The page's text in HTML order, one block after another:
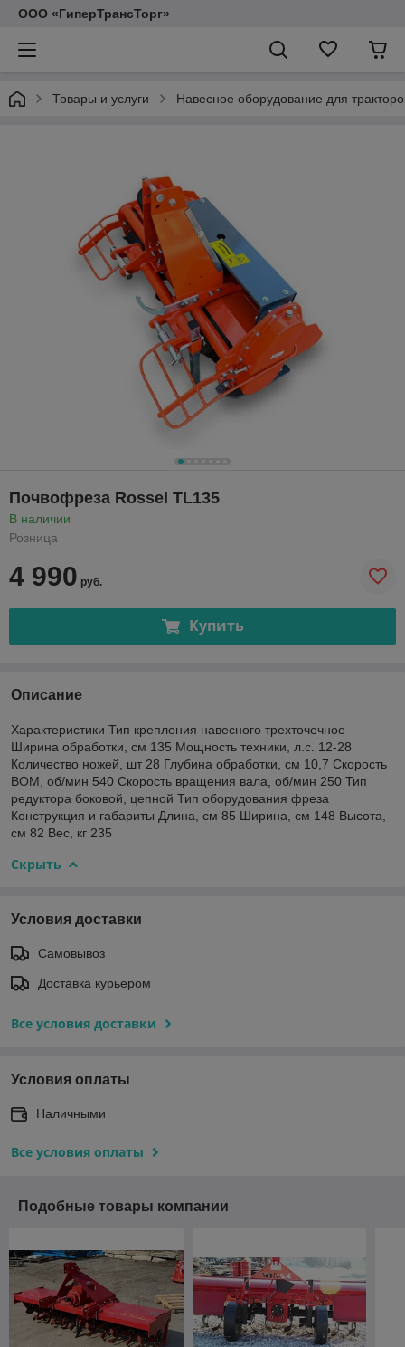
ООО «ГиперТрансТорг»
Товары и услуги Навесное оборудование для
Почвофреза Rossel TL135
В наличии
Розница
4 990 руб.
Купить
Описание
Характеристики Тип крепления навесного трехточечное
Ширина обработки, см 135 Мощность техники, л.с. 12-28
Количество ножей, шт 28 Глубина обработки, см 10,7 Скорость
ВОМ, об/мин 540 Скорость вращения вала, об/мин 250 Тип
редуктора боковой, цепной Тип оборудования фреза
Конструкция и габариты Длина, см 85 Ширина, см 148 Высота,
см 82 Вес, кг 235
Скрыть
Условия доставки
Самовывоз
Доставка курьером
Все условия доставки
Условия оплаты
Наличными
Все условия оплаты
Подобные товары компании